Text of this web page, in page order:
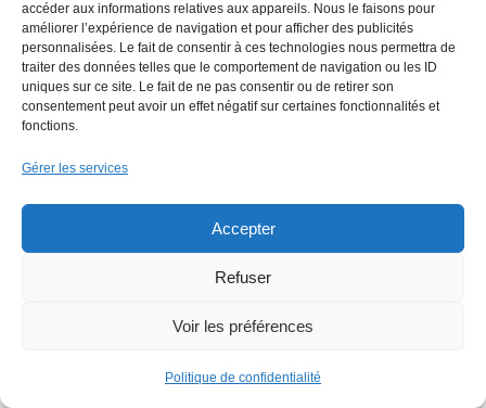
accéder aux informations relatives aux appareils. Nous le faisons pour
améliorer l’expérience de navigation et pour afficher des publicités
personnalisées. Le fait de consentir à ces technologies nous permettra de
traiter des données telles que le comportement de navigation ou les ID
uniques sur ce site. Le fait de ne pas consentir ou de retirer son
consentement peut avoir un effet négatif sur certaines fonctionnalités et
fonctions.
Gérer les services
Accepter
Refuser
Voir les préférences
Politique de confidentialité
Lire + d'infos éco